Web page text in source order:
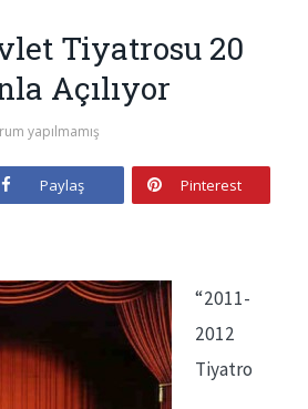
Tiyatrosu 20
Açılıyor
yapılmamış
Paylaş Pinterest
“2011-
2012
Tiyatro